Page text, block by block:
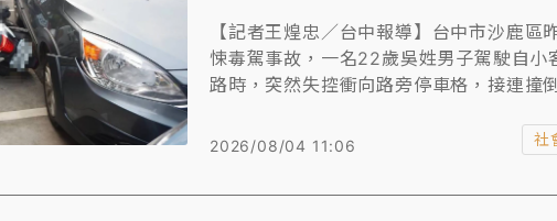
【記者王煌忠／台中報導】台中市沙鹿區
悚毒駕事故，一名22歲吳姓男子駕駛自小
路時，突然失控衝向路旁停車格，接連撞
唾液快篩呈陽性反應，當場依法逮捕，訊
檢察官向法院聲請預防性羈押。
2026/08/04 11:06 社